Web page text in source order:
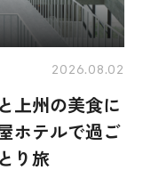
2026.08.02
上州の美食に
ホテルで過ご
り旅